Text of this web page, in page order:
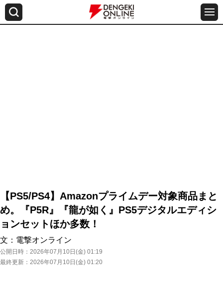
【PS5/PS4】Amazonプライムデー対象商品まと
め。『P5R』『龍が如く』PS5デジタルエディシ
ョンセットほか多数！
文： 電撃オンライン
公開日時： 2026年07月10日(金) 01:19
最終更新： 2026年07月10日(金) 01:20